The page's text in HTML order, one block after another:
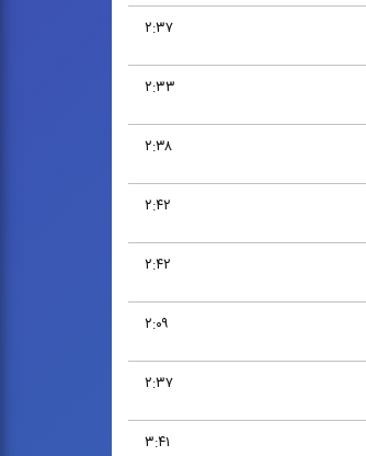
۲:۳۷
۲:۳۳
۲:۳۸
۲:۴۲
۲:۴۲
۲:۰۹
۲:۳۷
۳:۴۱